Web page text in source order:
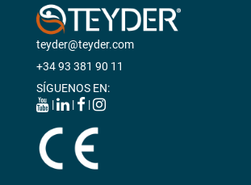
teyder@teyder.com
+34 93 381 90 11
SÍGUENOS EN:
|
| |